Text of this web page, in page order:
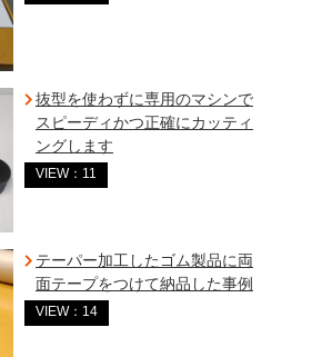
抜型を使わずに専用のマシンで
スピーディかつ正確にカッティ
ングします
VIEW：11
テーパー加工したゴム製品に両
面テープをつけて納品した事例
VIEW：14